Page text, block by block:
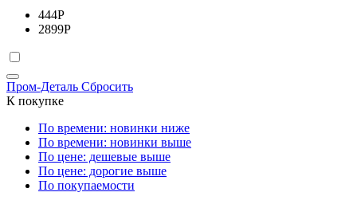
444Р
2899Р
Пром-Деталь Сбросить
К покупке
По времени: новинки ниже
По времени: новинки выше
По цене: дешевые выше
По цене: дорогие выше
По покупаемости